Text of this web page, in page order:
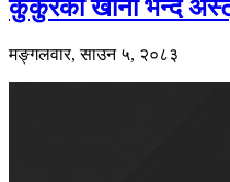
कुकुरको खाना भन्दै
मङ्गलवार, साउन ५, २०८३